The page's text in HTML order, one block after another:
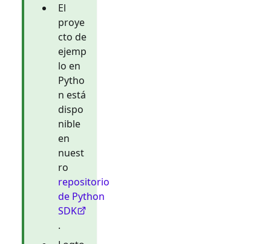
El
proye
cto de
ejemp
lo en
Pytho
n está
dispo
nible
en
nuest
ro
repositorio
de Python
SDK
.